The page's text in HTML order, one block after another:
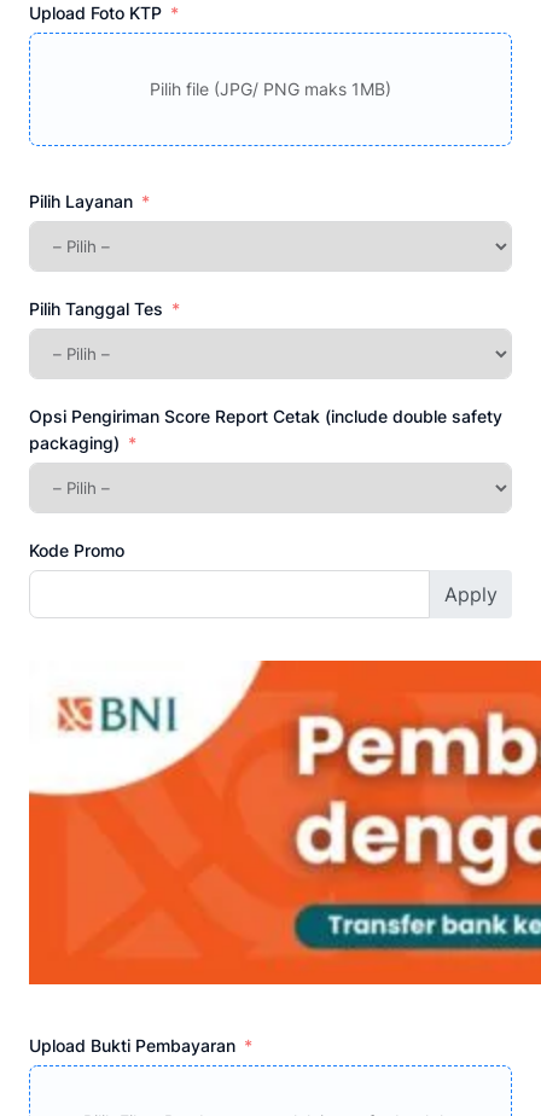
Upload Foto KTP
Pilih file (JPG/ PNG maks 1MB)
Pilih Layanan
Pilih Tanggal Tes
Opsi Pengiriman Score Report Cetak (include double safety
packaging)
Kode Promo
Apply
Upload Bukti Pembayaran